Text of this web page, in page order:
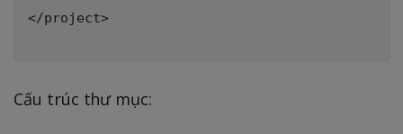
</project>
Cấu trúc thư mục: